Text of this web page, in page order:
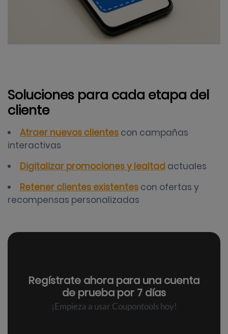
Soluciones para cada etapa del
cliente
Atraer nuevos clientes con campañas
interactivas
Digitalizar promociones y lealtad actuales
Retener clientes existentes con ofertas y
recompensas personalizadas
Regístrate ahora para una cuenta
de prueba por 7 días
¡Empieza a usar Coupontools hoy!